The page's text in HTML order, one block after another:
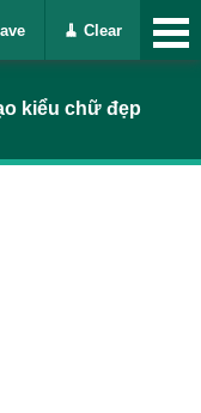
kiểu chữ đẹp
🧹 Clear